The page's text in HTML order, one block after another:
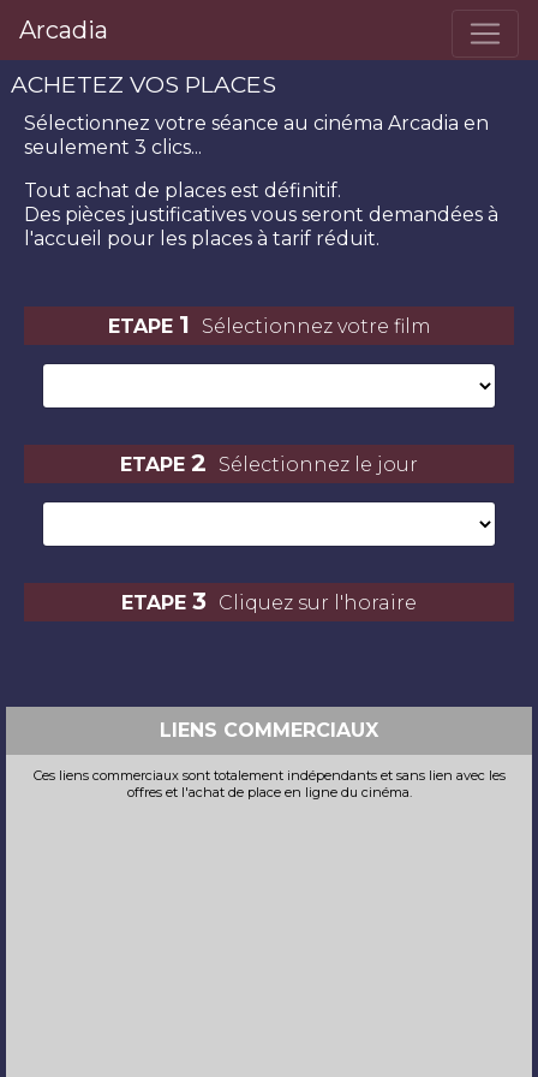
Arcadia
ACHETEZ VOS PLACES
Sélectionnez votre séance au cinéma Arcadia en
seulement 3 clics...
Tout achat de places est définitif.
Des pièces justificatives vous seront demandées à
l'accueil pour les places à tarif réduit.
ETAPE 1 Sélectionnez votre film
ETAPE 2 Sélectionnez le jour
ETAPE 3 Cliquez sur l'horaire
LIENS COMMERCIAUX
Ces liens commerciaux sont totalement indépendants et sans lien avec les
offres et l'achat de place en ligne du cinéma.